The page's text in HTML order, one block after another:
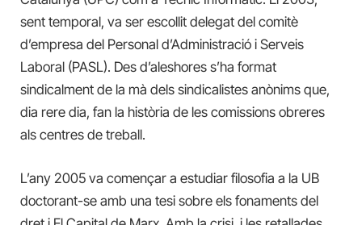
sent temporal, va ser escollit delegat del comitè
d’empresa del Personal d’Administració i Serveis
Laboral (PASL). Des d’aleshores s’ha format
sindicalment de la mà dels sindicalistes anònims que,
dia rere dia, fan la història de les comissions obreres
als centres de treball.
L’any 2005 va començar a estudiar filosofia a la UB
doctorant-se amb una tesi sobre els fonaments del